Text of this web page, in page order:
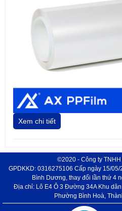
Xem chi tiết
©2020 - Công ty TNHH
GPDKKD: 0316275106 Cấp ngày 15/
Bình Dương, thay đổi lần thứ 4
Địa chỉ: Lô E4 Ô 3 Đường 34A Khu
Phường Bình Hoà,